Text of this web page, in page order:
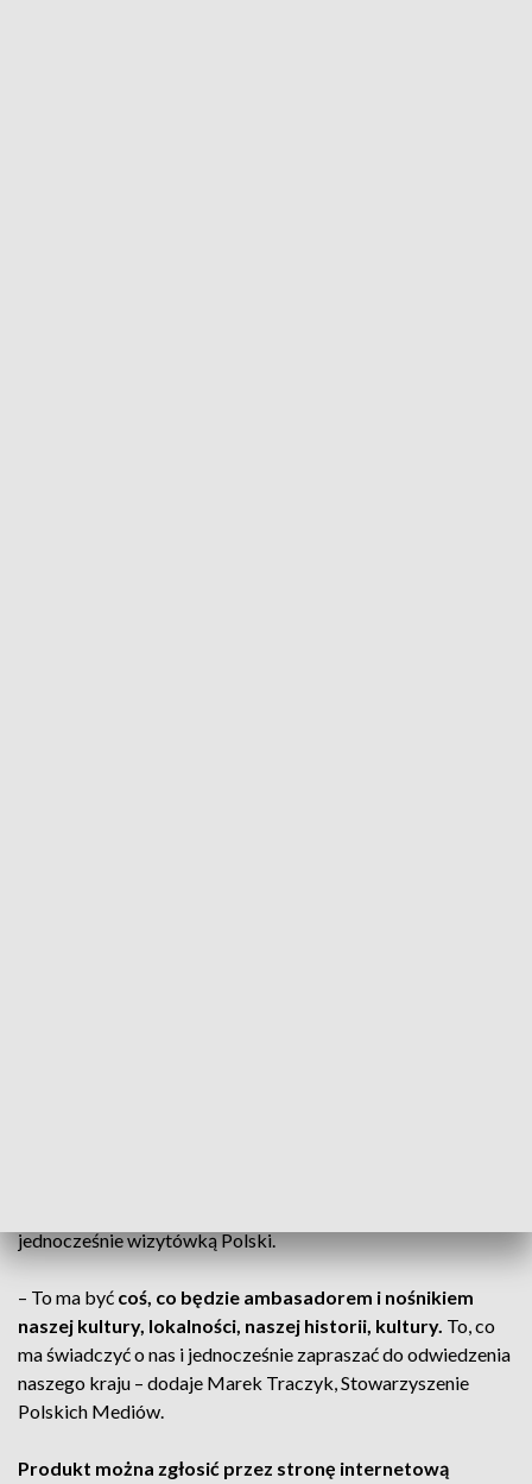
jednocześnie wizytówką Polski.
– To ma być coś, co będzie ambasadorem i nośnikiem
naszej kultury, lokalności, naszej historii, kultury. To, co
ma świadczyć o nas i jednocześnie zapraszać do odwiedzenia
naszego kraju – dodaje Marek Traczyk, Stowarzyszenie
Polskich Mediów.
Produkt można zgłosić przez stronę internetową